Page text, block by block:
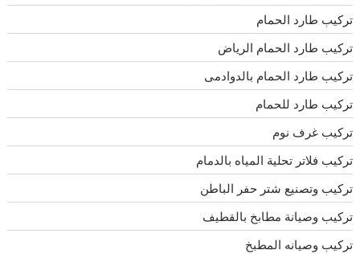
تركيب طارد الحمام
تركيب طارد الحمام الرياض
تركيب طارد الحمام بالدوادمى
تركيب طارد للحمام
تركيب غرف نوم
تركيب فلاتر تحلية المياه بالدمام
تركيب وتصنيع شتر حفر الباطن
تركيب وصيانة مطابخ بالقطيف
تركيب وصيانه المطبخ